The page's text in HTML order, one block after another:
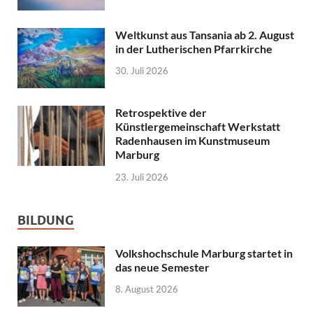
Weltkunst aus Tansania ab 2. August
in der Lutherischen Pfarrkirche
30. Juli 2026
Retrospektive der
Künstlergemeinschaft Werkstatt
Radenhausen im Kunstmuseum
Marburg
23. Juli 2026
BILDUNG
Volkshochschule Marburg startet in
das neue Semester
8. August 2026